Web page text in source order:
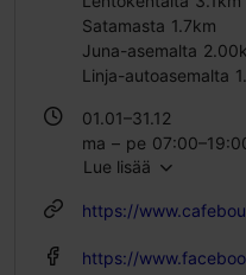
Satamasta 1.7km
Juna-asemalta
Linja-autoasemalta
01.01–31.12
ma – pe
la – su 08:00–17:00
Lue lisää
https://
https://